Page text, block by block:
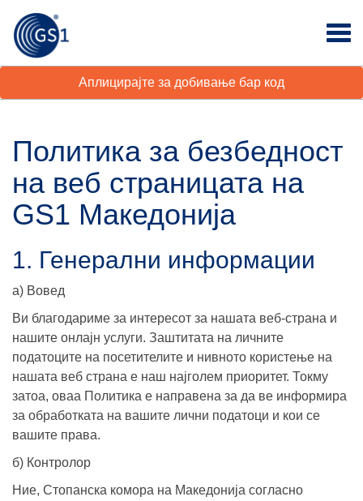
Аплицирајте за добивање бар код
Политика за безбедност
на веб страницата на
GS1 Македонија
1. Генерални информации
а) Вовед
Ви благодариме за интересот за нашата веб-страна и
нашите онлајн услуги. Заштитата на личните
податоците на посетителите и нивното користење на
нашата веб страна е наш најголем приоритет. Токму
затоа, оваа Политика е направена за да ве информира
за обработката на вашите лични податоци и кои се
вашите права.
б) Контролор
Ние, Стопанска комора на Македонија согласно